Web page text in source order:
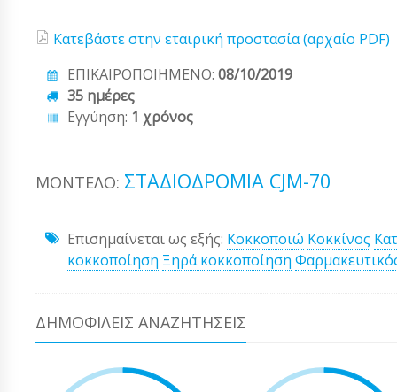
Κατεβάστε στην εταιρική προστασία (αρχαίο PDF)
ΕΠΙΚΑΙΡΟΠΟΙΗΜΕΝΟ: 08/10/2019
35 ημέρες
Εγγύηση: 1 χρόνος
ΜΟΝΤΈΛΟ: ΣΤΑΔΙΟΔΡΟΜΊΑ CJM-70
Επισημαίνεται ως εξής: Κοκκοποιώ Κοκκίνος
κοκκοποίηση Ξηρά κοκκοποίηση
ΔΗΜΟΦΙΛΕΊΣ ΑΝΑΖΗΤΉΣΕΙΣ